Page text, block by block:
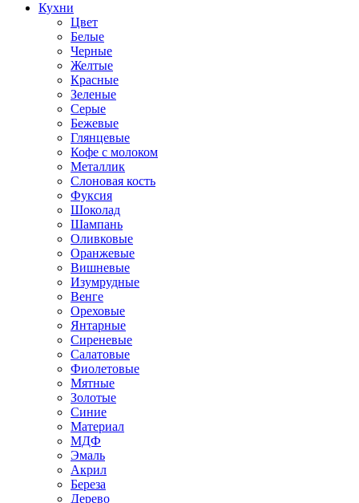
Кухни
Цвет
Белые
Черные
Желтые
Красные
Зеленые
Серые
Бежевые
Глянцевые
Кофе с молоком
Металлик
Слоновая кость
Фуксия
Шоколад
Шампань
Оливковые
Оранжевые
Вишневые
Изумрудные
Венге
Ореховые
Янтарные
Сиреневые
Салатовые
Фиолетовые
Мятные
Золотые
Синие
Материал
МДФ
Эмаль
Акрил
Береза
Дерево